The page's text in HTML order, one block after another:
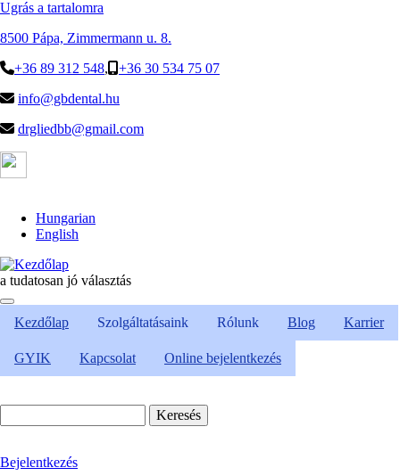
Ugrás a tartalomra
8500 Pápa, Zimmermann u. 8.
+36 89 312 548,
+36 30 534 75 07
info@gbdental.hu
drgliedbb@gmail.com
Hungarian
English
a tudatosan jó választás
Kezdőlap Szolgáltatásaink Rólunk Blog Karrier
GYIK Kapcsolat Online bejelentkezés
Bejelentkezés